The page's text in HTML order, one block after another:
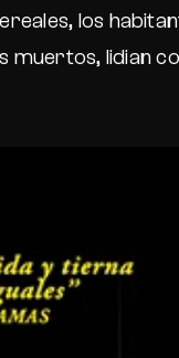
los
lidian